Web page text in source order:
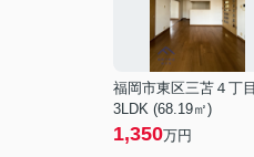
福岡市東区三苫４丁目
3LDK (68.19㎡)
1,350万円